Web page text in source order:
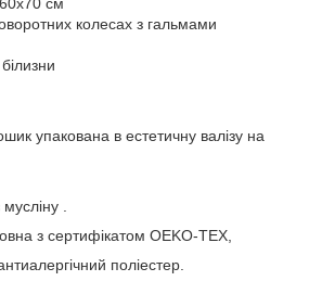
колесах з гальмами
упакована в естетичну валізу на
.
з сертифікатом OEKO-TEX,
поліестер.